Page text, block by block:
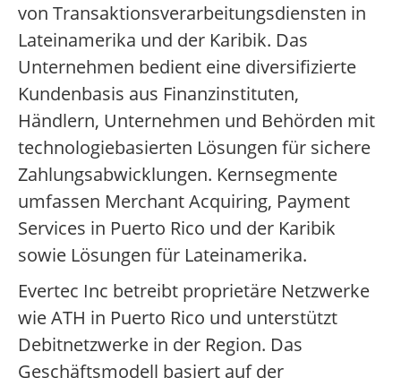
von Transaktionsverarbeitungsdiensten in
Lateinamerika und der Karibik. Das
Unternehmen bedient eine diversifizierte
Kundenbasis aus Finanzinstituten,
Händlern, Unternehmen und Behörden mit
technologiebasierten Lösungen für sichere
Zahlungsabwicklungen. Kernsegmente
umfassen Merchant Acquiring, Payment
Services in Puerto Rico und der Karibik
sowie Lösungen für Lateinamerika.
Evertec Inc betreibt proprietäre Netzwerke
wie ATH in Puerto Rico und unterstützt
Debitnetzwerke in der Region. Das
Geschäftsmodell basiert auf der